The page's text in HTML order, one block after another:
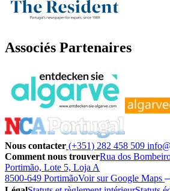
Associés Partenaires
Nous contacter (+351) 282 458 509
Comment nous trouverRua dos
Portimão, Lote 5, Loja A
8500-649 PortimãoVoir sur Google Maps